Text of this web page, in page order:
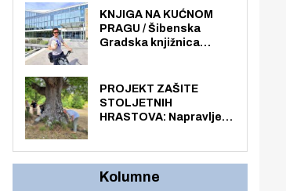
općoj upotrebi. Pristup
je slobodan i besplatan
za sve građane i
KNJIGA NA KUĆNOM
PRAGU / Šibenska
Gradska knjižnica
knjiga na kućnu adresu
električnim biciklom.
PROJEKT ZAŠITE
STOLJETNIH
HRASTOVA: Napravljen
Kolumne